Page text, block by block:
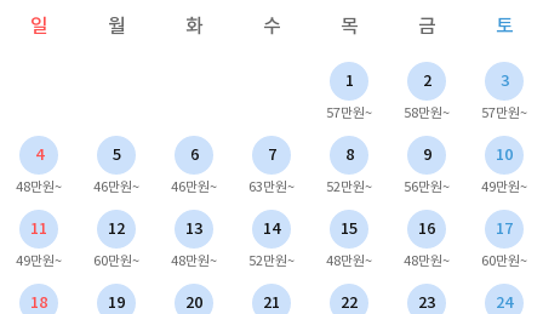
일 월 화 수 목 금 토
1
57만원~
2
58만원~
3
57만원~
4
48만원~
5
46만원~
6
46만원~
7
63만원~
8
52만원~
9
56만원~
10
49만원~
11
49만원~
12
60만원~
13
48만원~
14
52만원~
15
48만원~
16
48만원~
17
60만원~
18 19 20 21 22 23 24